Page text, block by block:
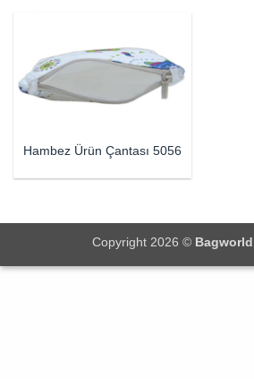
Hambez Ürün Çantası 5056
Copyright 2026 ©